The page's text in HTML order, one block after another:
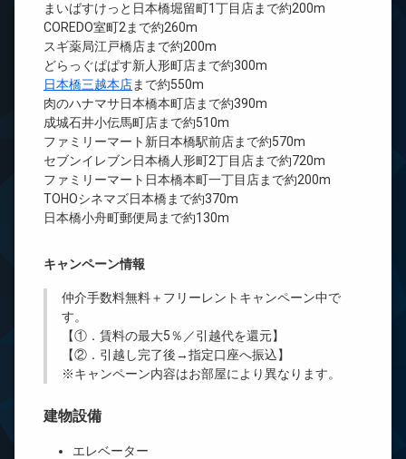
まいばすけっと日本橋堀留町1丁目店まで約200m
COREDO室町2まで約260m
スギ薬局江戸橋店まで約200m
どらっぐぱぱす新人形町店まで約300m
日本橋三越本店まで約550m
肉のハナマサ日本橋本町店まで約390m
成城石井小伝馬町店まで約510m
ファミリーマート新日本橋駅前店まで約570m
セブンイレブン日本橋人形町2丁目店まで約720m
ファミリーマート日本橋本町一丁目店まで約200m
TOHOシネマズ日本橋まで約370m
日本橋小舟町郵便局まで約130m
キャンペーン情報
仲介手数料無料＋ フリーレント キャンペーン中で
す。
【①．賃料の最大5％／引越代を還元】
【②．引越し完了後→指定口座へ振込】
※キャンペーン内容はお部屋により異なります。
建物設備
エレベーター